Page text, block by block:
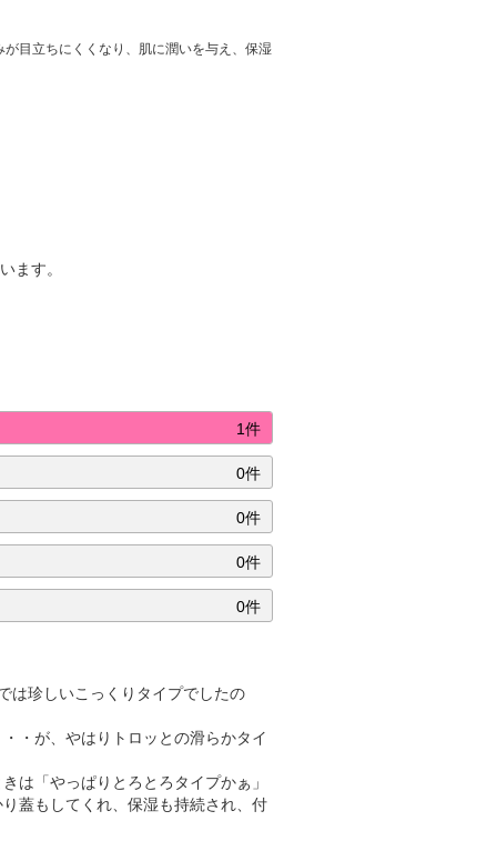
目立ちにくくなり、肌に潤いを与え、保湿
ます。
1件
0件
0件
0件
0件
は珍しいこっくりタイプでしたの
・が、やはりトロッとの滑らかタイ
は「やっぱりとろとろタイプかぁ」
蓋もしてくれ、保湿も持続され、付